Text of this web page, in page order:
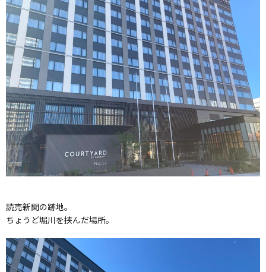
読売新聞の跡地。
ちょうど堀川を挟んだ場所。